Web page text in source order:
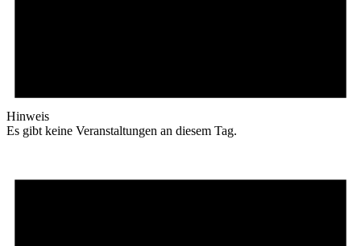
Hinweis
Es gibt keine Veranstaltungen an diesem Tag.